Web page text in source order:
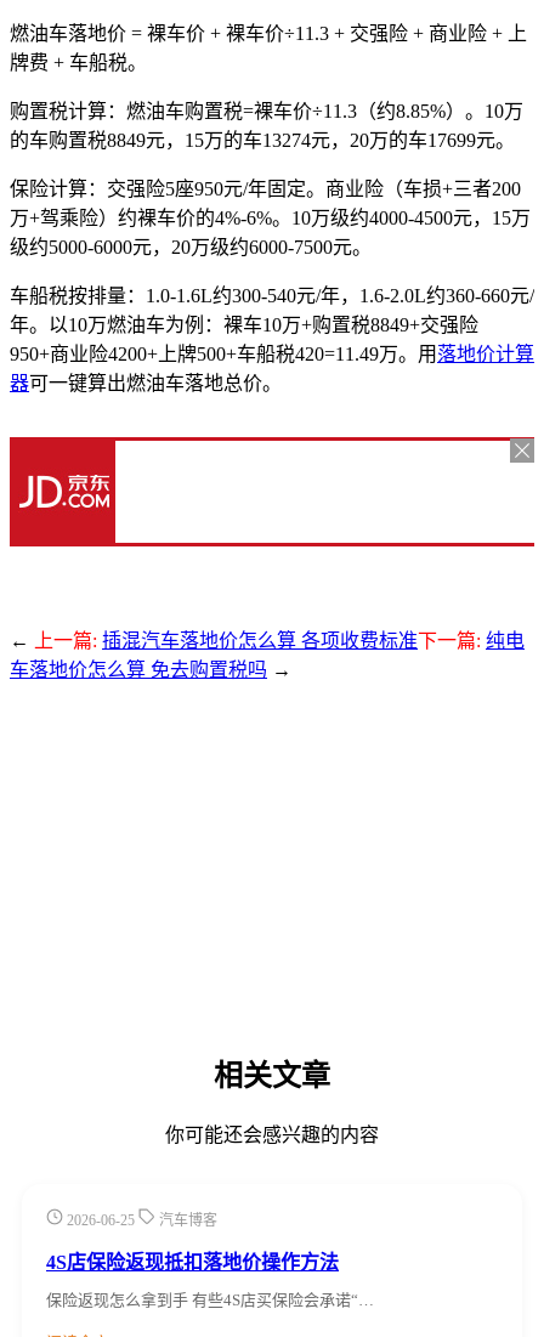
燃油车落地价 = 裸车价 + 裸车价÷11.3 + 交强险 + 商业险 + 上
牌费 + 车船税。
购置税计算：燃油车购置税=裸车价÷11.3（约8.85%）。10万
的车购置税8849元，15万的车13274元，20万的车17699元。
保险计算：交强险5座950元/年固定。商业险（车损+三者200
万+驾乘险）约裸车价的4%-6%。10万级约4000-4500元，15万
级约5000-6000元，20万级约6000-7500元。
车船税按排量：1.0-1.6L约300-540元/年，1.6-2.0L约360-660元/
年。以10万燃油车为例：裸车10万+购置税8849+交强险
950+商业险4200+上牌500+车船税420=11.49万。用 落地价计算
器可一键算出燃油车落地总价。
← 上一篇: 插混汽车落地价怎么算 各项收费标准下一篇: 纯电
车落地价怎么算 免去购置税吗 →
相关文章
你可能还会感兴趣的内容
2026-06-25 汽车博客
4S店保险返现抵扣落地价操作方法
保险返现怎么拿到手 有些4S店买保险会承诺“…